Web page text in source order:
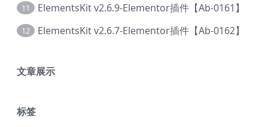
11 ElementsKit v2.6.9-Elementor插件【Ab-0161】
12 ElementsKit v2.6.7-Elementor插件【Ab-0162】
文章展示
标签